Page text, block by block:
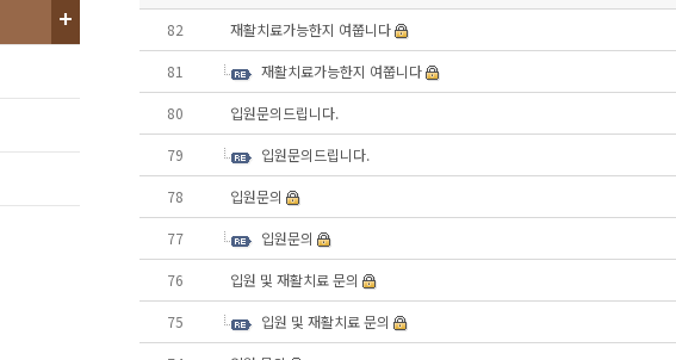
82 재활치료가능한지 여쭙니다
81 재활치료가능한지 여쭙니다
80 입원문의드립니다.
79 입원문의드립니다.
78 입원문의
77 입원문의
76 입원 및 재활치료 문의
75 입원 및 재활치료 문의